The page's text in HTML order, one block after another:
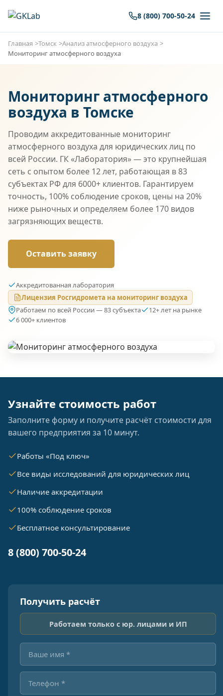
8 (800) 700-50-24
Главная Томск
Анализ атмосферного воздуха
Мониторинг атмосферного воздуха
Мониторинг атмосферного
воздуха в Томске
Проводим аккредитованные мониторинг
атмосферного воздуха для юридических лиц по
всей России. ГК «Лаборатория» — это крупнейшая
сеть с опытом более 12 лет, работающая в 83
субъектах РФ для 6000+ клиентов. Гарантируем
точность, 100% соблюдение сроков, цены на 20%
ниже рыночных и определяем более 170 видов
загрязняющих веществ.
Оставить заявку
Аккредитованная лаборатория
Лицензия Росгидромета на мониторинг воздуха
Работаем по всей России — 83 субъекта
12+ лет на рынке
6 000+ клиентов
Узнайте стоимость работ
Заполните форму и получите расчёт стоимости для
вашего предприятия за 10 минут.
Работы «Под ключ»
Все виды исследований для юридических лиц
Наличие аккредитации
100% соблюдение сроков
Бесплатное консультирование
8 (800) 700-50-24
Получить расчёт
Работаем только с юр. лицами и ИП